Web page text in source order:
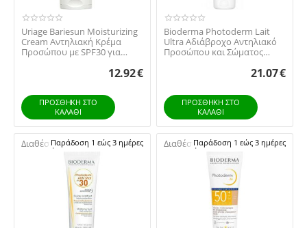
Uriage Bariesun Moisturizing
Cream Αντηλιακή Κρέμα
Προσώπου με SPF30 για
12.92€
ΠΡΟΣΘΉΚΗ ΣΤΟ
ΚΑΛΆΘΙ
Bioderma Photoderm Lait
Ultra Αδιάβροχο Αντηλιακό
Προσώπου και Σώματος
21.07€
ΠΡΟΣΘΉΚΗ ΣΤΟ
ΚΑΛΆΘΙ
Διαθέσιμο:Παράδοση 1 εώς 3 ημέρες Διαθέσιμο:Παράδοση 1 εώς 3 ημέρες